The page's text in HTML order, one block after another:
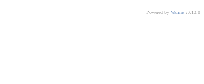
Powered by Waline v3.13.0